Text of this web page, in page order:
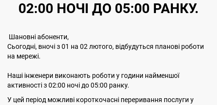
02:00 НОЧІ ДО 05:00 РАНКУ.
Шановні абоненти,
Сьогодні, вночі з 01 на 02 лютого, відбудуться планові роботи
на мережі.
Наші інженери виконають роботи у години найменшої
активності з 02:00 ночі до 05:00 ранку.
У цей період можливі короткочасні переривання послуги у